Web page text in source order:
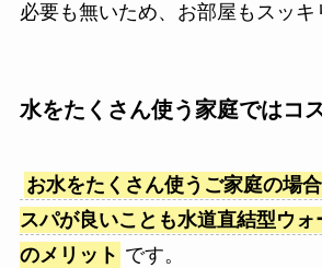
必要も無いため、お部屋もスッキ
水をたくさん使う家庭ではコ
お水をたくさん使うご家庭の場
スパが良いことも水道直結型ウ
のメリット です。